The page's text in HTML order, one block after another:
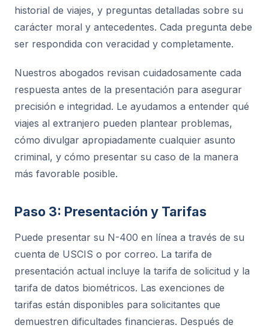
historial de viajes, y preguntas detalladas sobre su
carácter moral y antecedentes. Cada pregunta debe
ser respondida con veracidad y completamente.
Nuestros abogados revisan cuidadosamente cada
respuesta antes de la presentación para asegurar
precisión e integridad. Le ayudamos a entender qué
viajes al extranjero pueden plantear problemas,
cómo divulgar apropiadamente cualquier asunto
criminal, y cómo presentar su caso de la manera
más favorable posible.
Paso 3: Presentación y Tarifas
Puede presentar su N-400 en línea a través de su
cuenta de USCIS o por correo. La tarifa de
presentación actual incluye la tarifa de solicitud y la
tarifa de datos biométricos. Las exenciones de
tarifas están disponibles para solicitantes que
demuestren dificultades financieras. Después de